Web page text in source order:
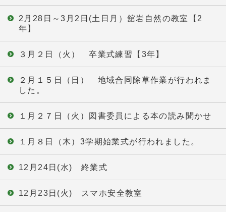
2月28日～3月2日(土日月）舘岩自然の教室【2
年】
３月２日（火） 卒業式練習【3年】
２月１５日（日） 地域合同除草作業が行われま
した。
１月２７日（火）図書委員による本の読み聞かせ
１月８日（木）3学期始業式が行われました。
12月24日(水) 終業式
12月23日(火) スマホ安全教室